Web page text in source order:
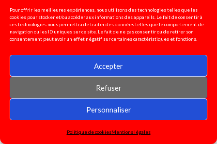
Pour offrir les meilleures expériences, nous utilisons des technologies telles que les
cookies pour stocker et/ou accéder aux informations des appareils. Le fait de consentir à
ces technologies nous permettra de traiter des données telles que le comportement de
navigation ou les ID uniques sur ce site. Le fait de ne pas consentir ou de retirer son
consentement peut avoir un effet négatif sur certaines caractéristiques et fonctions.
Accepter
Refuser
Personnaliser
Politique de cookiesMentions légales
Pétition pour la défense de
l'enseignement spécialisé!
Motion pour la grève et
contre les réformes Macron :